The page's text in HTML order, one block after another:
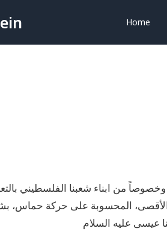
Home
من ابناء شعبنا الفلسطيني
المحسوبة على حركة حماس،